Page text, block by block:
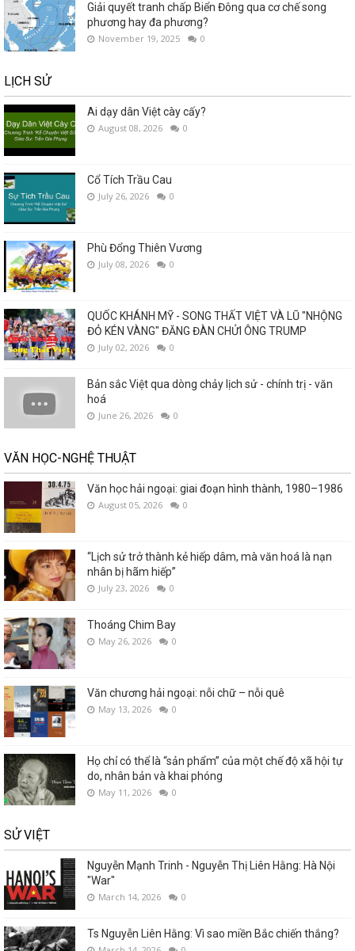
Giải quyết tranh chấp Biển Đông qua cơ chế song
phương hay đa phương?
November 19, 2025 0
LỊCH SỬ
Ai dạy dân Việt cày cấy?
August 08, 2026 0
Cổ Tích Trầu Cau
July 26, 2026 0
Phù Đổng Thiên Vương
July 08, 2026 0
QUỐC KHÁNH MỸ - SONG THẤT VIỆT VÀ LŨ "NHỘNG
ĐỎ KÉN VÀNG" ĐĂNG ĐÀN CHỬI ÔNG TRUMP
July 02, 2026 0
Bản sắc Việt qua dòng chảy lịch sử - chính trị - văn
hoá
June 26, 2026 0
VĂN HỌC-NGHỆ THUẬT
Văn học hải ngoại: giai đoạn hình thành, 1980–1986
August 05, 2026 0
“Lịch sử trở thành kẻ hiếp dâm, mà văn hoá là nạn
nhân bị hãm hiếp”
July 23, 2026 0
Thoáng Chim Bay
May 26, 2026 0
Văn chương hải ngoại: nỗi chữ – nỗi quê
May 13, 2026 0
Họ chỉ có thể là “sản phẩm” của một chế độ xã hội tự
do, nhân bản và khai phóng
May 11, 2026 0
SỬ VIỆT
Nguyễn Mạnh Trinh - Nguyễn Thị Liên Hằng: Hà Nội
"War"
March 14, 2026 0
Ts Nguyễn Liên Hằng: Vì sao miền Bắc chiến thắng?